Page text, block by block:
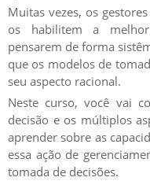
Muitas vezes, os
os habilitem a melhor
pensarem de forma
que os modelos de
seu aspecto racional.
Neste curso, você vai
decisão e os múltiplos
aprender sobre as
essa ação de
tomada de decisões.